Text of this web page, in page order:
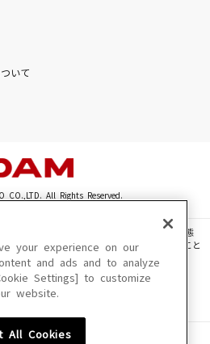
いて
CO.,LTD. All Rights Reserved.
章・画像・写真・動画・音声等を、手段や形態
えて無断で複製、転載、ファイル化などすること
利用いただけない場合があります。
容が変更になる場合があります。
your experience on our
and ads and to analyze
Settings] to customize
website.
All Cookies